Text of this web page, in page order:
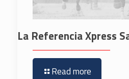
La Referencia Xpress
Read more